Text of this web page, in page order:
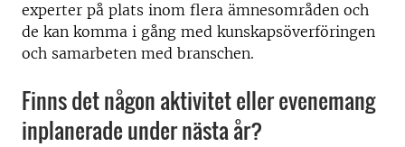
experter på plats inom flera ämnesområden och
de kan komma i gång med kunskapsöverföringen
och samarbeten med branschen.
Finns det någon aktivitet eller evenemang
inplanerade under nästa år?